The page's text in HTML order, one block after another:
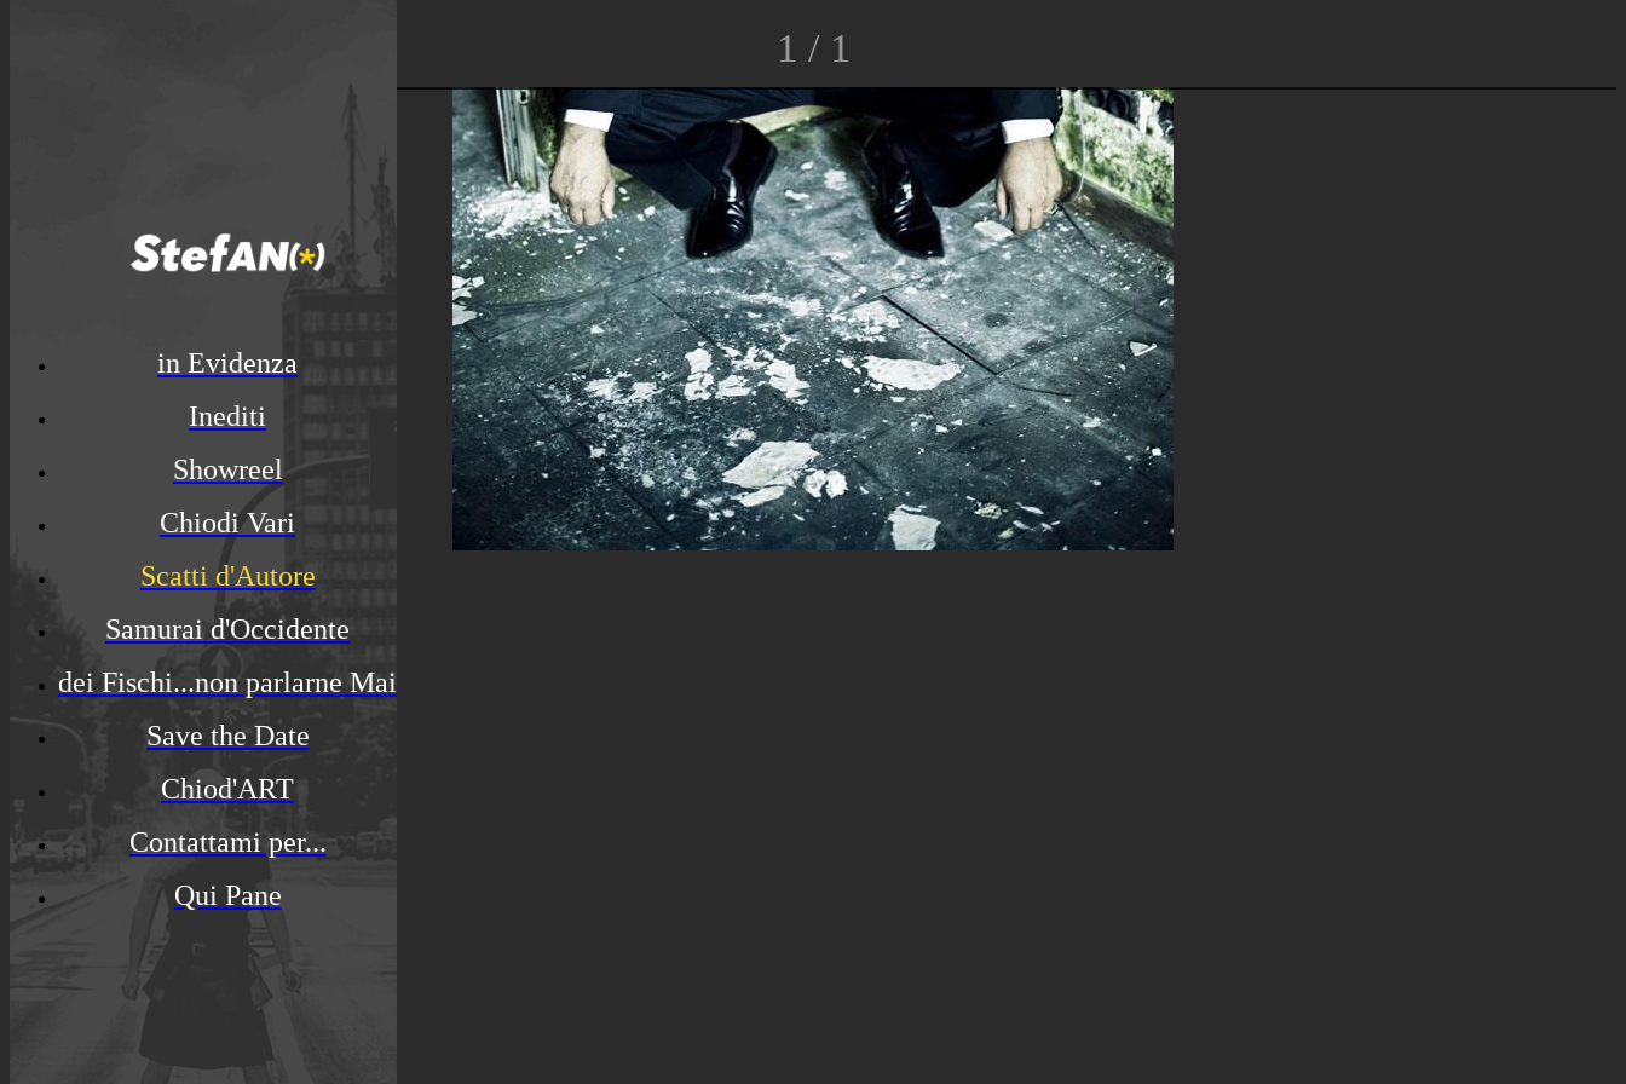
in Evidenza
Inediti
Showreel
Chiodi Vari
Scatti d'Autore
Samurai d'Occidente
dei Fischi...non parlarne Mai
Save the Date
Chiod'ART
Contattami per...
Qui Pane
1 / 1